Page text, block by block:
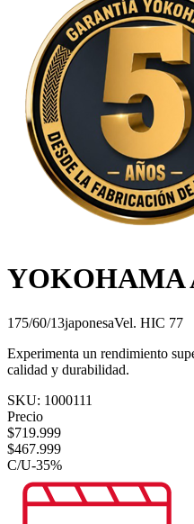
YOKOHAMA
175/60/13japonesaVel. HIC 77
Experimenta un rendimiento
calidad y durabilidad.
SKU: 1000111
Precio
$719.999
$467.999
C/U-35%